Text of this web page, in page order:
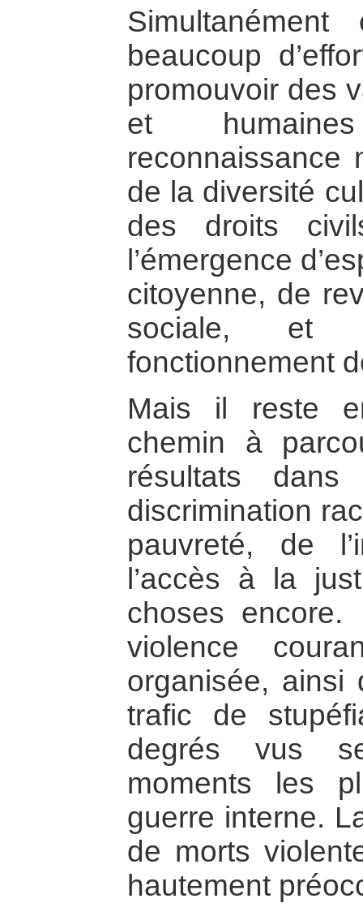
beaucoup
promouvoir des
et
reconnaissance
de la diversité
des droits
l’émergence
citoyenne, de
sociale, et
fonctionnement
Mais il reste
chemin à
résultats
discrimination
pauvreté, de
l’accès à la
choses encore.
violence
organisée, ainsi
trafic de
degrés vus
moments les
guerre interne.
de morts
hautement